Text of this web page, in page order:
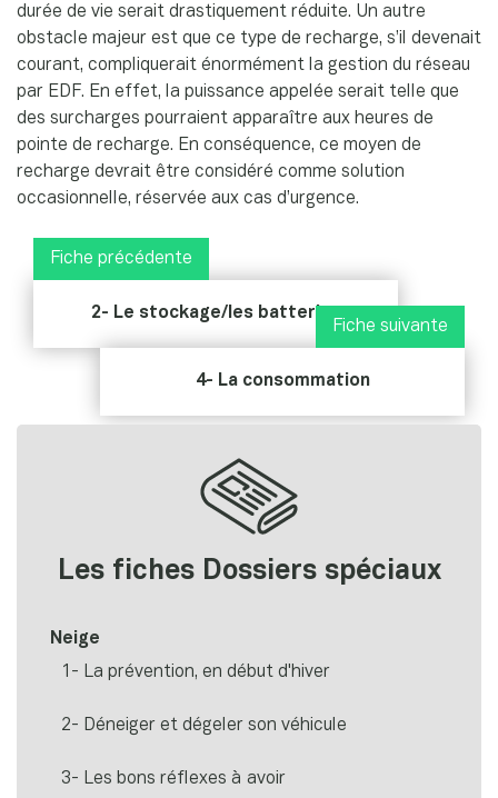
durée de vie serait drastiquement réduite. Un autre
obstacle majeur est que ce type de recharge, s’il devenait
courant, compliquerait énormément la gestion du réseau
par EDF. En effet, la puissance appelée serait telle que
des surcharges pourraient apparaître aux heures de
pointe de recharge. En conséquence, ce moyen de
recharge devrait être considéré comme solution
occasionnelle, réservée aux cas d’urgence.
Fiche précédente
2- Le stockage/les batteries
Fiche suivante
4- La consommation
Les fiches Dossiers spéciaux
Neige
1- La prévention, en début d'hiver
2- Déneiger et dégeler son véhicule
3- Les bons réflexes à avoir